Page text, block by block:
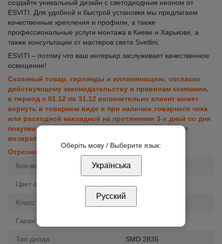
создайте уникальный дизайн с светодиодным неоном от
ESVITI. Для удобной и быстрой установки мы предлагаем
качественные крепления и профили, а также
профессиональные услуги монтажа в Киеве и Харькове, а
также консультации от мастеров света Svetlini.
ESVITI – потому что ваш интерьер заслуживает качественное
освещение!
Сезонный товар, гирлянды и иллюминацию, согласно
действующему законодательству и правилам компании,
в период с 01.12 по 31.12 включительно клиент может
вернуть в товарном виде и при наличии товарного чека
или расходной накладной на протяжении 3-х дней со дня
покупки (день покупки считается первым днём для
возврата).
Отрезной товар обмену и возврату не подлежит.
Кол-во светодиодов
120
Цвет свечения
Класс влагозащиты
Гарантия
Тип диода SMD 2835
Оберіть мову / Выберите язык:
Українська
Русский